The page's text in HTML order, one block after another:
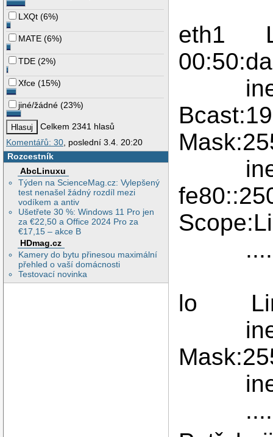
LXQt (6%)
MATE (6%)
TDE (2%)
Xfce (15%)
jiné/žádné (23%)
Celkem 2341 hlasů
Komentářů: 30 , poslední 3.4. 20:20
Rozcestník
AbcLinuxu
Týden na ScienceMag.cz: Vylepšený
test nenašel žádný rozdíl mezi
vodíkem a antiv
Ušetřete 30 %: Windows 11 Pro jen
za €22,50 a Office 2024 Pro za
€17,15 – akce B
HDmag.cz
Kamery do bytu přinesou maximální
přehled o vaší domácnosti
Testovací novinka
eth1
inet
lo Link
inet
inet6